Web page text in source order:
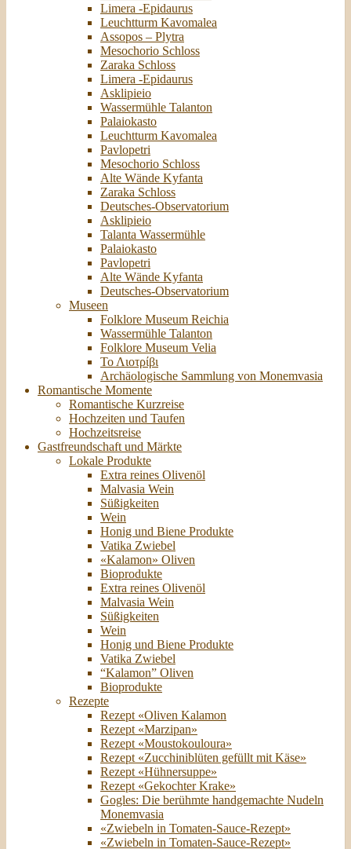
Limera -Epidaurus
Leuchtturm Kavomalea
Assopos – Plytra
Mesochorio Schloss
Zaraka Schloss
Limera -Epidaurus
Asklipieio
Wassermühle Talanton
Palaiokasto
Leuchtturm Kavomalea
Pavlopetri
Mesochorio Schloss
Alte Wände Kyfanta
Zaraka Schloss
Deutsches-Observatorium
Asklipieio
Talanta Wassermühle
Palaiokasto
Pavlopetri
Alte Wände Kyfanta
Deutsches-Observatorium
Museen
Folklore Museum Reichia
Wassermühle Talanton
Folklore Museum Velia
Το Λιοτρίβι
Archäologische Sammlung von Monemvasia
Romantische Momente
Romantische Kurzreise
Hochzeiten und Taufen
Hochzeitsreise
Gastfreundschaft und Märkte
Lokale Produkte
Extra reines Olivenöl
Malvasia Wein
Süßigkeiten
Wein
Honig und Biene Produkte
Vatika Zwiebel
«Kalamon» Oliven
Bioprodukte
Extra reines Olivenöl
Malvasia Wein
Süßigkeiten
Wein
Honig und Biene Produkte
Vatika Zwiebel
“Kalamon” Oliven
Bioprodukte
Rezepte
Rezept «Oliven Kalamon
Rezept «Marzipan»
Rezept «Moustokouloura»
Rezept «Zucchiniblüten gefüllt mit Käse»
Rezept «Hühnersuppe»
Rezept «Gekochter Krake»
Gogles: Die berühmte handgemachte Nudeln
Monemvasia
«Zwiebeln in Tomaten-Sauce-Rezept»
«Zwiebeln in Tomaten-Sauce-Rezept»